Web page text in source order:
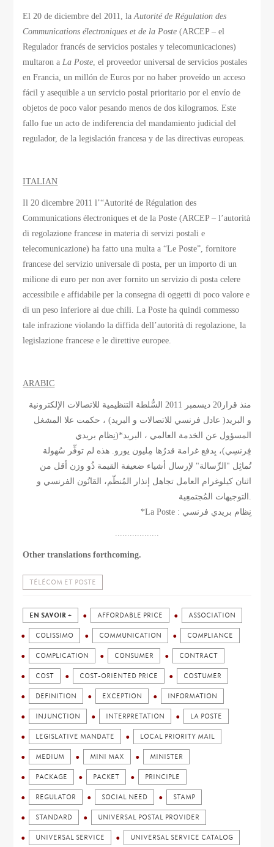
El 20 de diciembre del 2011, laAutorité de Régulation des
Communications électroniques et de la Poste (ARCEP – el
Regulador francés de servicios postales y telecomunicaciones)
multaron aLa Poste, el proveedor universal de servicios postales
en Francia, un millón de Euros por no haber proveído un acceso
fácil y asequible a un servicio postal prioritario por el envío de
objetos de poco valor pesando menos de dos kilogramos. Este
fallo fue un acto de indiferencia del mandamiento judicial del
regulador, de la legislación francesa y de las directivas europeas.
ITALIAN
Il 20 dicembre 2011 l’“Autorité de Régulation des
Communications électroniques et de la Poste (ARCEP – l’autorità
di regolazione francese in materia di servizi postali e
telecomunicazione) ha fatto una multa a “Le Poste”, fornitore
francese del servizio universale di posta, per un importo di un
milione di euro per non aver fornito un servizio di posta celere
accessibile e affidabile per la consegna di oggetti di poco valore e
di un peso inferiore ai due chili. La Poste ha quindi commesso
tale infrazione violando la diffida dell’autorità di regolazione, la
legislazione francese e le direttive europee.
ARABIC
منذ قرار20 ديسمبر 2011 السُّلطة التنظيمية للاتصالات الإلكترونية
و البريد( عادل فرنسي للاتصالات و البريد) ، حكمت علا المشغل
المسؤول عن الخدمة العالمي ، البريد*(نِظام بريدي
فِرنسِي)، بِدفع غرامة قدرُها مِليون يورو. هذه لم توفِّر سُهولة
تُماثِل "الرِّسالة" لإرسال أشياء ضعيفة القيمة ذُو وزن أقل من
اثنان كيلوغرام العامل تجاهل إنذار المُنظّم، القانُون الفرنسي و
التوجيهات المُجتمعِية.
*La Poste : نِظام بريدي فرنسي
..................
Other translations forthcoming.
TÉLÉCOM ET POSTE
EN SAVOIR + AFFORDABLE PRICE ASSOCIATION
COLISSIMO COMMUNICATION COMPLIANCE
COMPLICATION CONSUMER CONTRACT
COST COST-ORIENTED PRICE COSTUMER
DEFINITION EXCEPTION INFORMATION
INJUNCTION INTERPRETATION LA POSTE
LEGISLATIVE MANDATE LOCAL PRIORITY MAIL
MEDIUM MINI MAX MINISTER
PACKAGE PACKET PRINCIPLE
REGULATOR SOCIAL NEED STAMP
STANDARD UNIVERSAL POSTAL PROVIDER
UNIVERSAL SERVICE UNIVERSAL SERVICE CATALOG